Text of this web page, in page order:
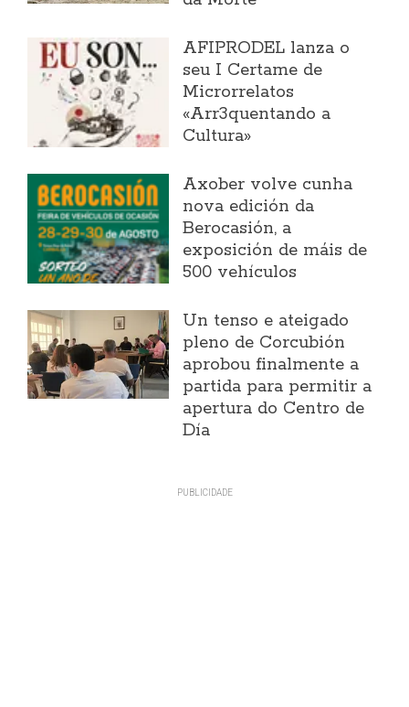
AFIPRODEL lanza o
seu I Certame de
Microrrelatos
«Arr3quentando a
Cultura»
Axober volve cunha
nova edición da
Berocasión, a
exposición de máis de
500 vehículos
Un tenso e ateigado
pleno de Corcubión
aprobou finalmente a
partida para permitir a
apertura do Centro de
Día